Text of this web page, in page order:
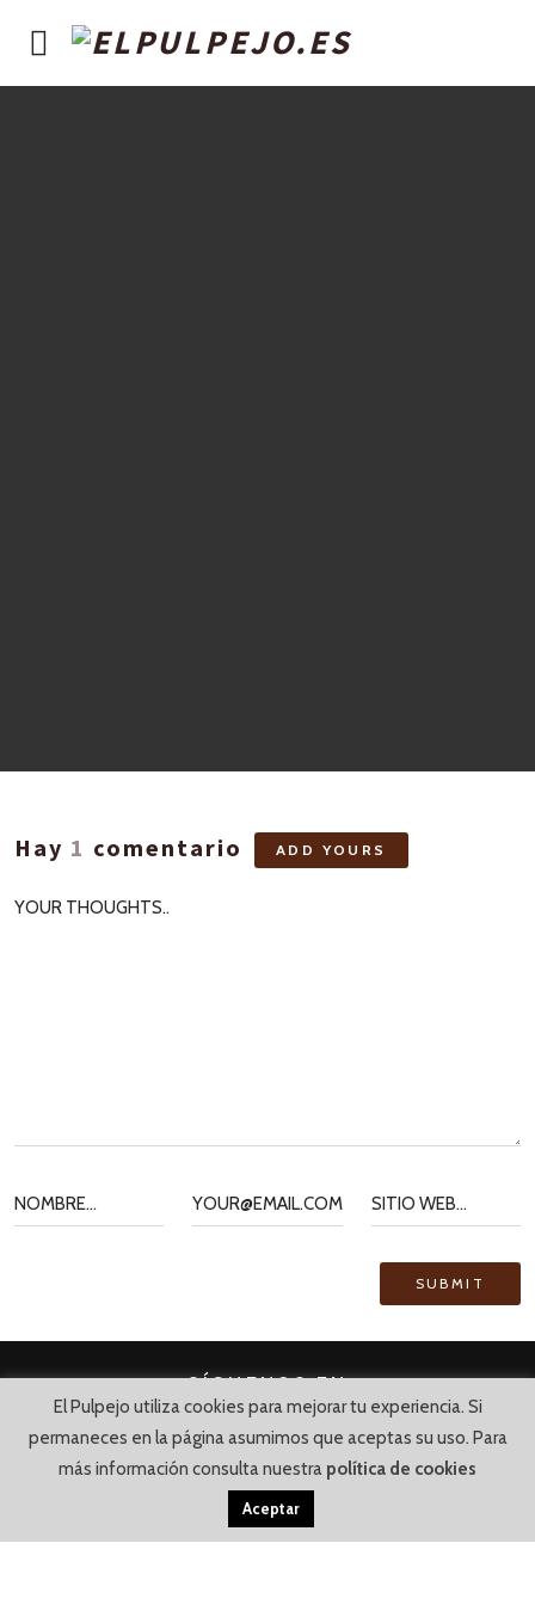
Hay 1 comentario ADD YOURS
SÍGUENOS EN
El Pulpejo utiliza cookies para mejorar tu experiencia. Si
permaneces en la página asumimos que aceptas su uso. Para
más información consulta nuestra política de cookies
Aceptar